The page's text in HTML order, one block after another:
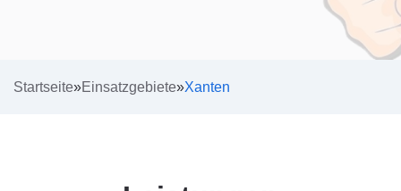
Startseite»Einsatzgebiete»Xanten